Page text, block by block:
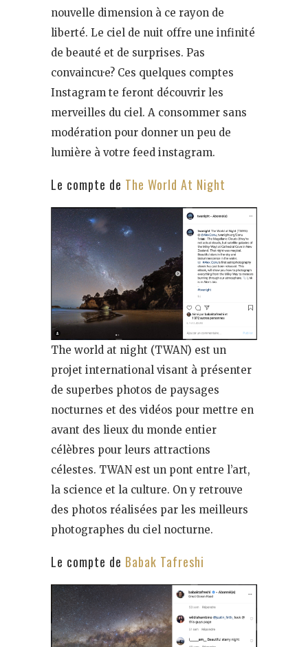
nouvelle dimension à ce rayon de
liberté. Le ciel de nuit offre une infinité
de beauté et de surprises. Pas
convaincu·e? Ces quelques comptes
Instagram te feront découvrir les
merveilles du ciel. A consommer sans
modération pour donner un peu de
lumière à votre feed instagram.
Le compte de The World At Night
The world at night (TWAN) est un
projet international visant à présenter
de superbes photos de paysages
nocturnes et des vidéos pour mettre en
avant des lieux du monde entier
célèbres pour leurs attractions
célestes. TWAN est un pont entre l’art,
la science et la culture. On y retrouve
des photos réalisées par les meilleurs
photographes du ciel nocturne.
Le compte de Babak Tafreshi